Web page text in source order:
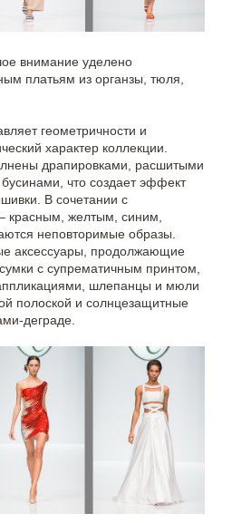
внимание уделено
платьям из органзы, тюля,
геометричности и
характер коллекции.
драпировками, расшитыми
что создает эффект
В сочетании с
красным, желтым, синим,
неповторимые образы.
аксессуары, продолжающие
с супрематичным принтом,
шлепанцы и мюли
полоской и солнцезащитные
деграде.